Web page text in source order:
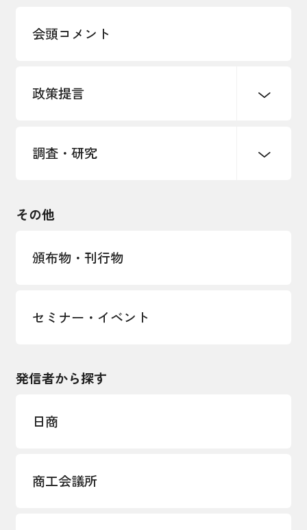
海外情報レポート
安全保障貿易管理・技術流出防止に関す
経営者保証に関するガイドライン
会頭コメント
政策提言
中小企業経営
国土強靭化・社会基盤整備・震災復興
調査・研究
LOBO調査
その他
頒布物・刊行物
セミナー・イベント
発信者から探す
日商
商工会議所